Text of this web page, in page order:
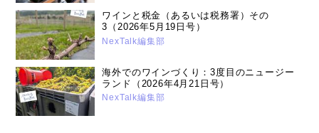
ワインと税金（あるいは税務署）その
3（2026年5月19日号）
NexTalk編集部
海外でのワインづくり：3度目のニュージー
ランド（2026年4月21日号）
NexTalk編集部